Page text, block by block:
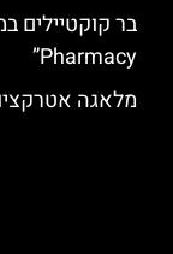
Pharmacy”
מלאגה